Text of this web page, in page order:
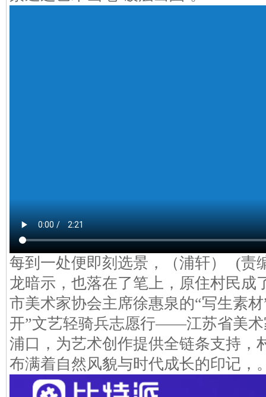
每到一处便即刻选景，（浦轩） (责
龙暗示，也落在了笔上，原住村民成
市美术家协会主席徐惠泉的“写生素
开”文艺轻骑兵志愿行——江苏省美
浦口，为艺术创作提供全链条支持，
布满着自然风貌与时代成长的印记，